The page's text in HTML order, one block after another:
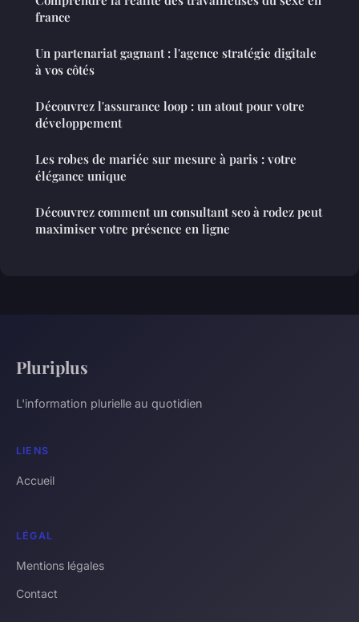
france
Un partenariat gagnant : l'agence stratégie digitale
à vos côtés
Découvrez l'assurance loop : un atout pour votre
développement
Les robes de mariée sur mesure à paris : votre
élégance unique
Découvrez comment un consultant seo à rodez peut
maximiser votre présence en ligne
Pluriplus
L'information plurielle au quotidien
LIENS
Accueil
LÉGAL
Mentions légales
Contact